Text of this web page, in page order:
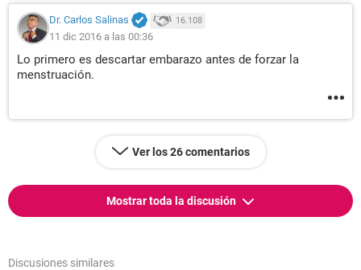
Dr. Carlos Salinas 16.108
11 dic 2016 a las 00:36
Lo primero es descartar embarazo antes de forzar la
menstruación.
Ver los 26 comentarios
Mostrar toda la discusión
Discusiones similares